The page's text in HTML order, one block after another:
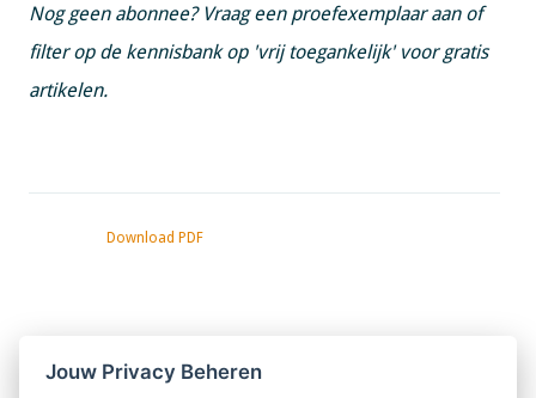
Nog geen abonnee? Vraag een proefexemplaar aan of
filter op de kennisbank op 'vrij toegankelijk' voor gratis
artikelen.
Download PDF
Nieuwsbrief
Jouw Privacy Beheren